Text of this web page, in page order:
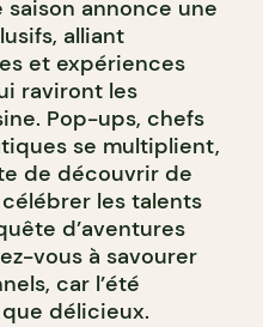
annonce une
alliant
et expériences
raviront les
Pop-ups, chefs
se multiplient,
de découvrir de
les talents
d’aventures
vous à savourer
car l’été
délicieux.